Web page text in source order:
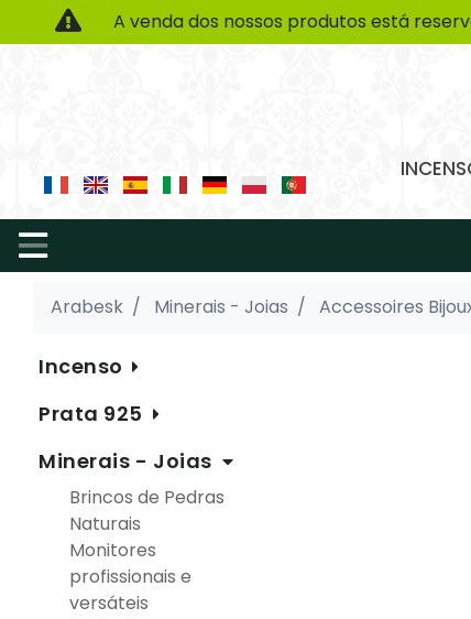
A venda dos nossos produtos está
Arabesk Minerais - Joias Accessoires
Incenso
Prata 925
Minerais - Joias
Brincos de Pedras
Naturais
Monitores
profissionais e
versáteis